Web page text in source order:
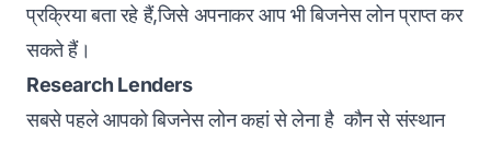
प्रक्रिया बता रहे हैं,जिसे अपनाकर आप भी बिजनेस लोन प्राप्त कर
सकते हैं।
Research Lenders
सबसे पहले आपको बिजनेस लोन कहां से लेना है कौन से संस्थान